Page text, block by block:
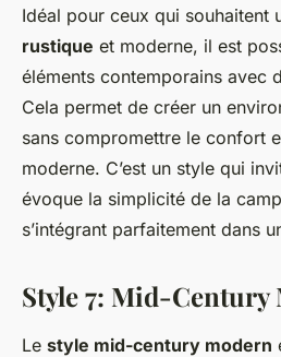
Idéal pour ceux qui souhaitent
rustique et moderne, il est
éléments contemporains avec
Cela permet de créer un
sans compromettre le confort
moderne. C’est un style qui
évoque la simplicité de la
s’intégrant parfaitement dans
Style 7: Mid-Century
Le style mid-century modern